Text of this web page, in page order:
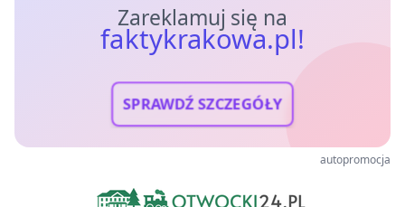
Zareklamuj się na
faktykrakowa.pl!
SPRAWDŹ SZCZEGÓŁY
autopromocja